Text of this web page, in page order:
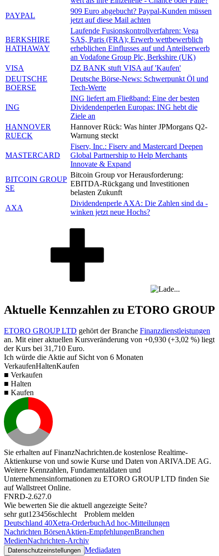
PAYPAL
909 Euro abgebucht? Paypal-Kunden müssen
jetzt auf diese Mail achten
BERKSHIRE
HATHAWAY
Laufende Fusionskontrollverfahren: Vega
SAS, Paris (FRA); Erwerb wettbewerblich
erheblichen Einflusses auf und Anteilserwerb
an Vodafone Group Plc, Berkshire (UK)
VISA
DZ BANK stuft VISA auf 'Kaufen'
DEUTSCHE
BOERSE
Deutsche Börse-News: Schwerpunkt Öl und
Tech-Werte
ING
ING liefert am Fließband: Eine der besten
Dividendenperlen Europas: ING hebt die
Ziele an
HANNOVER
RUECK
Hannover Rück: Was hinter JPMorgans Q2-
Warnung steckt
MASTERCARD
Fiserv, Inc.: Fiserv and Mastercard Deepen
Global Partnership to Help Merchants
Innovate & Expand
BITCOIN GROUP
SE
Bitcoin Group vor Herausforderung:
EBITDA-Rückgang und Investitionen
belasten Zukunft
AXA
Dividendenperle AXA: Die Zahlen sind da -
winken jetzt neue Hochs?
Aktuelle Kennzahlen zu ETORO GROUP
ETORO GROUP LTD gehört der Branche Finanzdienstleistungen
an. Mit einer aktuellen Kursveränderung von +0,930 (+3,02 %) liegt
der Kurs bei 31,710 Euro.
Ich würde die Aktie auf Sicht von 6 Monaten
VerkaufenHaltenKaufen
■ Verkaufen
■ Halten
■ Kaufen
Sie erhalten auf FinanzNachrichten.de kostenlose Realtime-
Aktienkurse von und sowie Kurse und Daten von ARIVA.DE AG.
Weitere Kennzahlen, Fundamentaldaten und
Unternehmensinformationen zu ETORO GROUP LTD finden Sie
aufWallstreet Online.
FNRD-2.627.0
Wie bewerten Sie die aktuell angezeigte Seite?
sehr gut1 23456schlecht
Problem melden
Deutschland 40Xetra-OrderbuchAd hoc-Mitteilungen
Nachrichten BörsenAktien-EmpfehlungenBranchen
MedienNachrichten-Archiv
Datenschutzeinstellungen Mediadaten